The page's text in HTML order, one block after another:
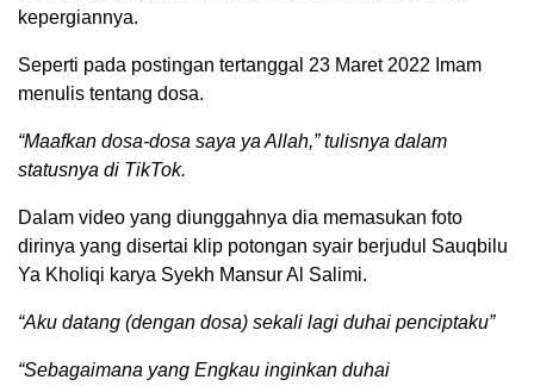
kepergiannya.
Seperti pada postingan tertanggal 23 Maret 2022 Imam
menulis tentang dosa.
“Maafkan dosa-dosa saya ya Allah,” tulisnya dalam
statusnya di TikTok.
Dalam video yang diunggahnya dia memasukan foto
dirinya yang disertai klip potongan syair berjudul Sauqbilu
Ya Kholiqi karya Syekh Mansur Al Salimi.
“Aku datang (dengan dosa) sekali lagi duhai penciptaku”
“Sebagaimana yang Engkau inginkan duhai